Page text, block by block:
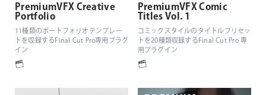
PremiumVFX Creative
Portfolio
11種類のポートフォリオテンプレー
トを収録するFinal Cut Pro専用プラグ
イン
PremiumVFX Comic
Titles Vol. 1
コミックスタイルのタイトルプリセッ
トを20種類収録するFinal Cut Pro 専
用プラグイン